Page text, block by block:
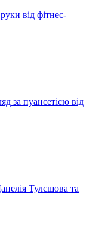
від фітнес-
за пуансетією від
Тулєшова та